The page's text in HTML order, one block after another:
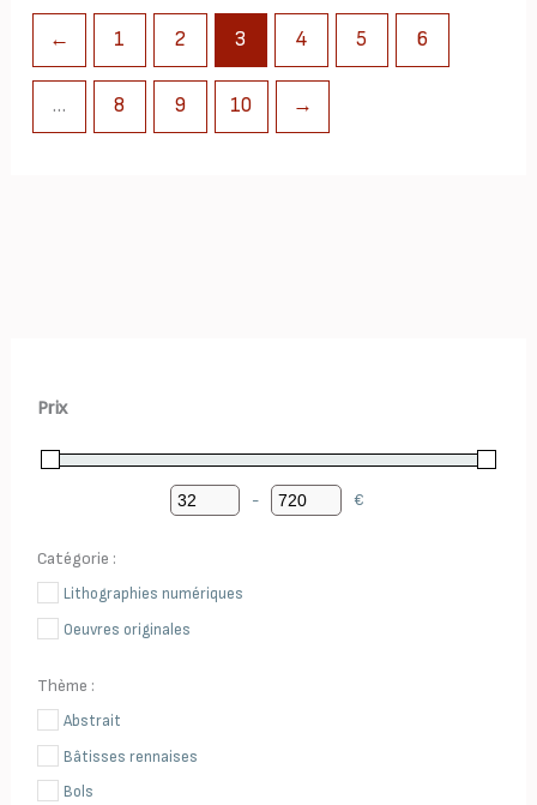
Prix
Minimum Price
-
Maximum Price
€
Catégorie :
Lithographies numériques
Oeuvres originales
Thème :
Abstrait
Bâtisses rennaises
Bols
← 1 2 3 4 5 6
… 8 9 10 →